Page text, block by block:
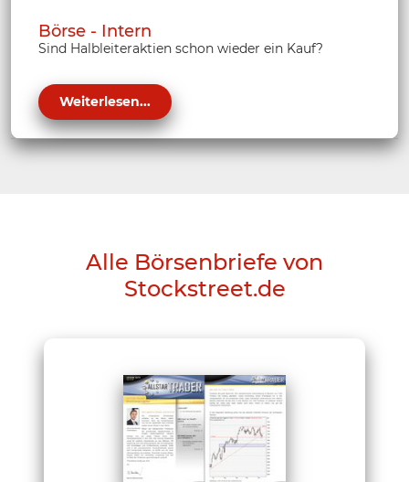
Börse - Intern
Sind Halbleiteraktien schon wieder ein Kauf?
Weiterlesen...
Alle Börsenbriefe von
Stockstreet.de